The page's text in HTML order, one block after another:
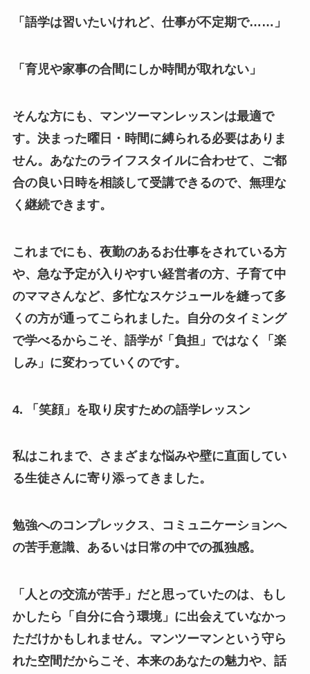
「語学は習いたいけれど、仕事が不定期で……」
「育児や家事の合間にしか時間が取れない」
そんな方にも、マンツーマンレッスンは最適で
す。決まった曜日・時間に縛られる必要はありま
せん。あなたのライフスタイルに合わせて、ご都
合の良い日時を相談して受講できるので、無理な
く継続できます。
これまでにも、夜勤のあるお仕事をされている方
や、急な予定が入りやすい経営者の方、子育て中
のママさんなど、多忙なスケジュールを縫って多
くの方が通ってこられました。自分のタイミング
で学べるからこそ、語学が「負担」ではなく「楽
しみ」に変わっていくのです。
4. 「笑顔」を取り戻すための語学レッスン
私はこれまで、さまざまな悩みや壁に直面してい
る生徒さんに寄り添ってきました。
勉強へのコンプレックス、コミュニケーションへ
の苦手意識、あるいは日常の中での孤独感。
「人との交流が苦手」だと思っていたのは、もし
かしたら「自分に合う環境」に出会えていなかっ
ただけかもしれません。マンツーマンという守ら
れた空間だからこそ、本来のあなたの魅力や、話